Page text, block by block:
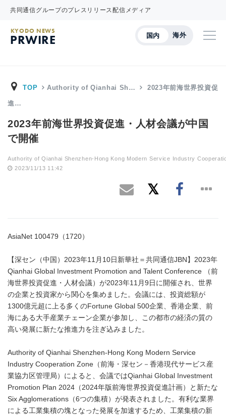
共同通信グループのプレスリリース配信メディア
国内 海外
KYODO NEWS
PRWIRE
TOP Authority of Qianhai Sh… 2023年前海世界投資促
進…
2023年前海世界投資促進・人材会議が中国
で開催
Authority of Qianhai Shenzhen-Hong Kong Modern Service Industry
2023/11/13 11:42
AsiaNet 100479（1720）
【深セン（中国）2023年11月10日新華社＝共同通信JBN】2023年
Qianhai Global Investment Promotion and Talent Conference （前
海世界投資促進・人材会議）が2023年11月9日に開催され、世界
の企業と投資家から関心を集めました。会議には、投資総額が
1300億元超に上る多くのFortune Global 500企業、香港企業、前
海にある大手産業チェーン企業が参加し、この都市の経済の質の
高い発展に新たな推進力を注ぎ込みました。
Authority of Qianhai Shenzhen-Hong Kong Modern Service
Industry Cooperation Zone（前海・深セン－香港現代サービス産
業協力区管理局）によると、会議ではQianhai Global Investment
Promotion Plan 2024（2024年版前海世界投資促進計画）と新たな
Six Agglomerations（6つの集積）が発表されました。有利な業界
による工業集積の塊となった発展を加速するため、工業集積の新